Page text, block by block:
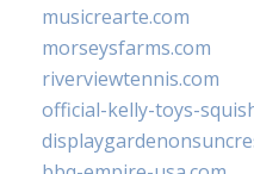
musicrearte.com
morseysfarms.com
riverviewtennis.com
official-kelly-toys-